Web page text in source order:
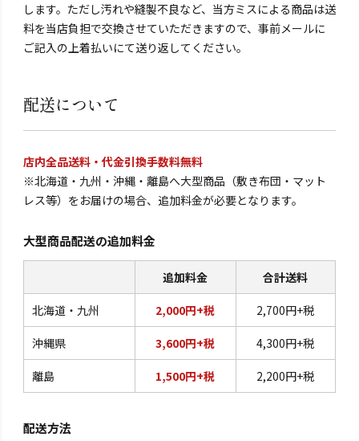
します。ただし汚れや縫製不良など、当方ミスによる商品は送
料を当店負担で交換させていただきますので、事前メールに
ご記入の上着払いにて送り返してください。
配送について
店内全品送料・代金引換手数料無料
※北海道・九州・沖縄・離島へ大型商品（敷き布団・マット
レス等）をお届けの場合、追加料金が必要となります。
大型商品配送の追加料金
追加料金 合計送料
北海道・九州 2,000円+税 2,700円+税
沖縄県 3,600円+税 4,300円+税
離島 1,500円+税 2,200円+税
配送方法